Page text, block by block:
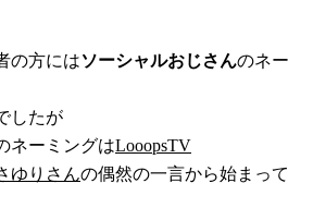
の方にはソーシャルおじさんのネー
したが
ネーミングはLooopsTV
ゆりさんの偶然の一言から始まって